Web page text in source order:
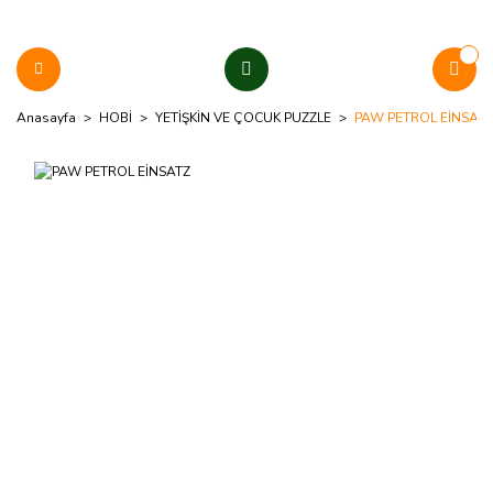
Anasayfa HOBİ YETİŞKİN VE ÇOCUK PUZZLE PAW PETROL EİNSATZ